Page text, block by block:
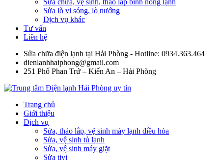
Sửa chữa, vệ sinh, tháo lắp bình nóng lạnh
Sửa lò vi sóng, lò nướng
Dịch vụ khác
Tư vấn
Liên hệ
Sửa chữa điện lạnh tại Hải Phòng - Hotline: 0934.363.464
dienlanhhaiphong@gmail.com
251 Phố Phan Trứ – Kiến An – Hải Phòng
Trang chủ
Giới thiệu
Dịch vụ
Sửa, tháo lắp, vệ sinh máy lạnh điều hòa
Sửa, vệ sinh tủ lạnh
Sửa, vệ sinh máy giặt
Sửa tivi